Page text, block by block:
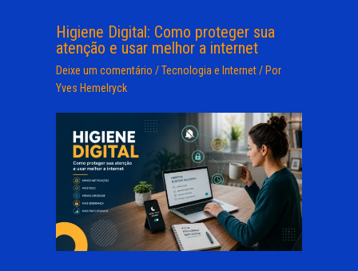
Higiene Digital: Como proteger sua
atenção e usar melhor a internet
Deixe um comentário /Tecnologia e Internet/ Por
Yves Hemelryck